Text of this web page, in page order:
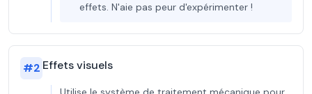
effets. N'aie pas peur d'expérimenter !
#2 Effets visuels